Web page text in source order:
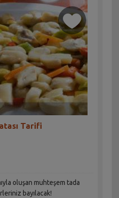
Tarifi
oluşan muhteşem tada
bayılacak!